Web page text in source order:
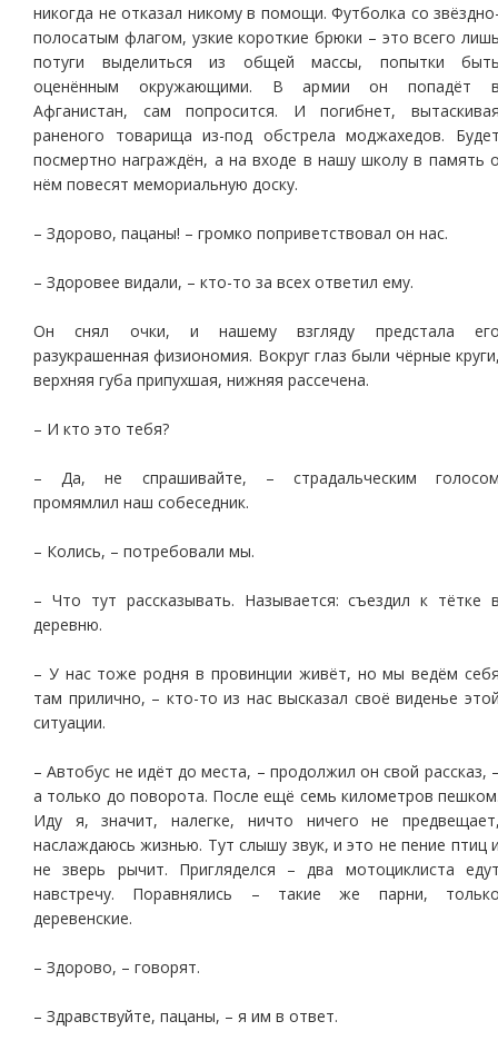
никогда не отказал никому в помощи. Футболка со
полосатым флагом, узкие короткие брюки – это всего
потуги выделиться из общей массы, попытки
оценённым окружающими. В армии он попадёт
Афганистан, сам попросится. И погибнет,
раненого товарища из-под обстрела моджахедов.
посмертно награждён, а на входе в нашу школу в память
нём повесят мемориальную доску.
– Здорово, пацаны! – громко поприветствовал он нас.
– Здоровее видали, – кто-то за всех ответил ему.
Он снял очки, и нашему взгляду предстала
разукрашенная физиономия. Вокруг глаз были чёрные
верхняя губа припухшая, нижняя рассечена.
– И кто это тебя?
– Да, не спрашивайте, – страдальческим
промямлил наш собеседник.
– Колись, – потребовали мы.
– Что тут рассказывать. Называется: съездил к тётке
деревню.
– У нас тоже родня в провинции живёт, но мы ведём
там прилично, – кто-то из нас высказал своё виденье
ситуации.
– Автобус не идёт до места, – продолжил он свой рассказ,
а только до поворота. После ещё семь километров
Иду я, значит, налегке, ничто ничего не
наслаждаюсь жизнью. Тут слышу звук, и это не пение птиц
не зверь рычит. Пригляделся – два мотоциклиста
навстречу. Поравнялись – такие же парни,
деревенские.
– Здорово, – говорят.
– Здравствуйте, пацаны, – я им в ответ.